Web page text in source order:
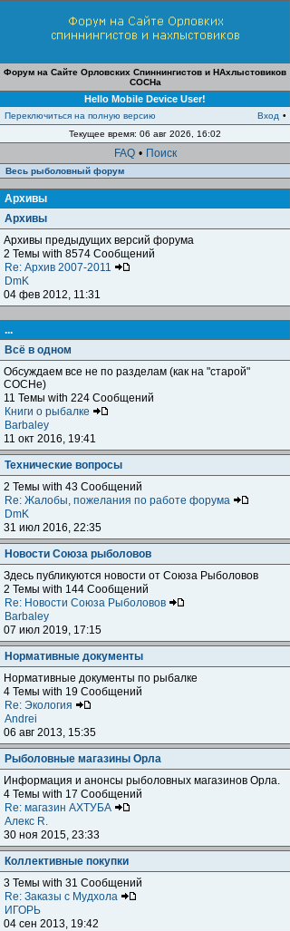
Форум на Сайте Орловских Спиннингистов и НАхлыстовиков
СОСНа
Hello Mobile Device User!
Переключиться на полную версию Вход •
Текущее время: 06 авг 2026, 16:02
FAQ • Поиск
Весь рыболовный форум
Архивы
Архивы
Архивы предыдущих версий форума
2 Темы with 8574 Сообщений
Re: Архив 2007-2011
DmK
04 фев 2012, 11:31
...
Всё в одном
Обсуждаем все не по разделам (как на "старой"
СОСНе)
11 Темы with 224 Сообщений
Книги о рыбалке
Barbaley
11 окт 2016, 19:41
Технические вопросы
2 Темы with 43 Сообщений
Re: Жалобы, пожелания по работе форума
DmK
31 июл 2016, 22:35
Новости Союза рыболовов
Здесь публикуются новости от Союза Рыболовов
2 Темы with 144 Сообщений
Re: Новости Союза Рыболовов
Barbaley
07 июл 2019, 17:15
Нормативные документы
Нормативные документы по рыбалке
4 Темы with 19 Сообщений
Re: Экология
Andrei
06 авг 2013, 15:35
Рыболовные магазины Орла
Информация и анонсы рыболовных магазинов Орла.
4 Темы with 17 Сообщений
Re: магазин АХТУБА
Алекс R.
30 ноя 2015, 23:33
Коллективные покупки
3 Темы with 31 Сообщений
Re: Заказы с Мудхола
ИГОРЬ
04 сен 2013, 19:42